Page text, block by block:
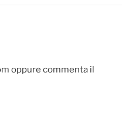
oppure commenta il